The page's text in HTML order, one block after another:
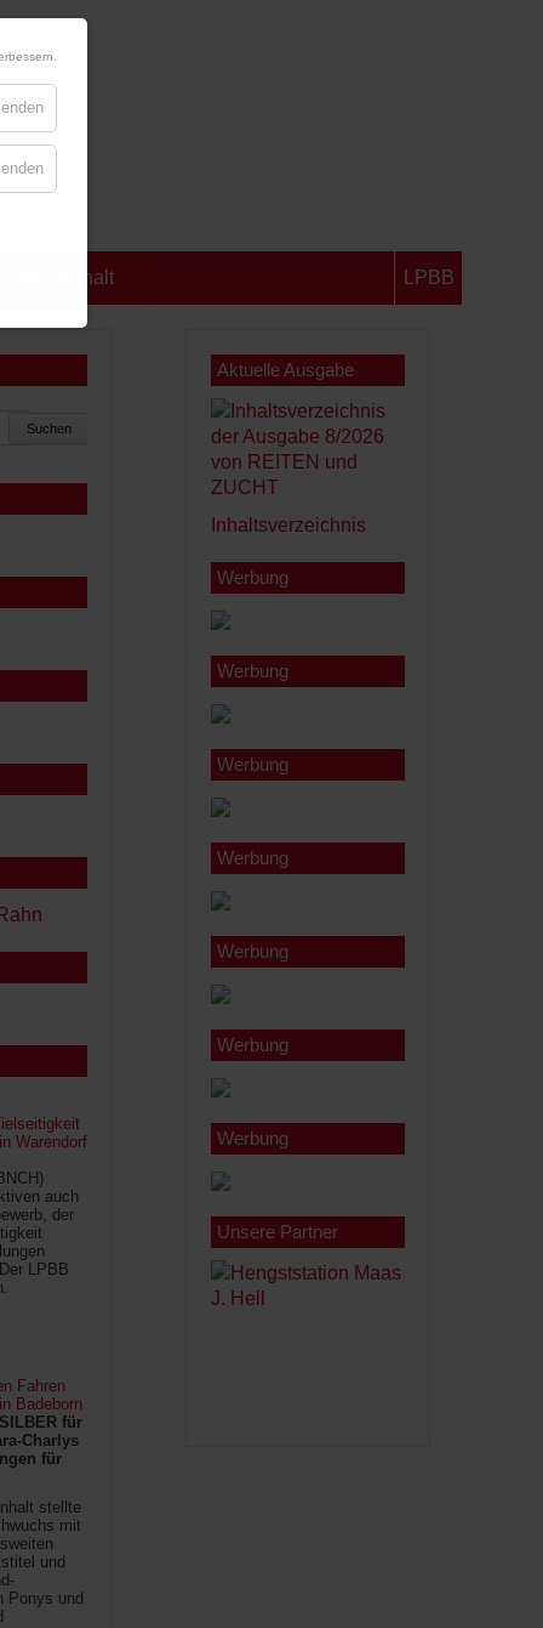
Anhalt LPBB
Suchen
Warendorf
auch
der
LPBB
Fahren
Badeborn
für
Charlys
für
stellte
mit
und
Ponys und
Aktuelle Ausgabe
Inhaltsverzeichnis
Werbung
Werbung
Werbung
Werbung
Werbung
Werbung
Werbung
Unsere Partner